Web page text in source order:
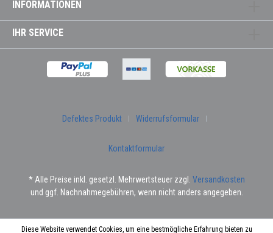
INFORMATIONEN
IHR SERVICE
Defektes Produkt Widerrufsformular
Kontaktformular
* Alle Preise inkl. gesetzl. Mehrwertsteuer zzgl. Versandkosten
und ggf. Nachnahmegebühren, wenn nicht anders angegeben.
Diese Website verwendet Cookies, um eine bestmögliche Erfahrung bieten zu